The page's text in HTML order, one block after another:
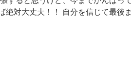
絶対大丈夫！！ 自分を信じて最後ま